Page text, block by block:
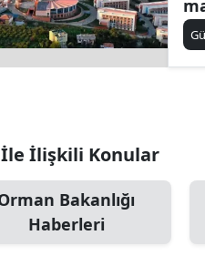
İlişkili Konular
Bakanlığı
Haberleri